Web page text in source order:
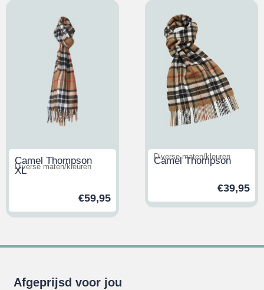
Camel Thompson
XL
Diverse maten/kleuren
€59,95
Camel Thompson
Diverse maten/kleuren
€39,95
Afgeprijsd voor jou